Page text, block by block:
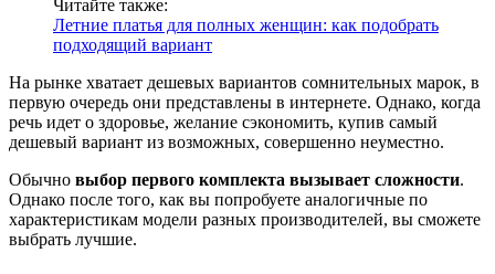
Читайте также:
Летние платья для полных женщин: как подобрать
подходящий вариант
На рынке хватает дешевых вариантов сомнительных марок, в
первую очередь они представлены в интернете. Однако, когда
речь идет о здоровье, желание сэкономить, купив самый
дешевый вариант из возможных, совершенно неуместно.
Обычно выбор первого комплекта вызывает сложности.
Однако после того, как вы попробуете аналогичные по
характеристикам модели разных производителей, вы сможете
выбрать лучшие.